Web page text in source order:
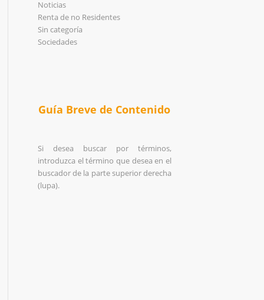
Noticias
Renta de no Residentes
Sin categoría
Sociedades
Guía Breve de Contenido
Si desea buscar por términos,
introduzca el término que desea en el
buscador de la parte superior derecha
(lupa).